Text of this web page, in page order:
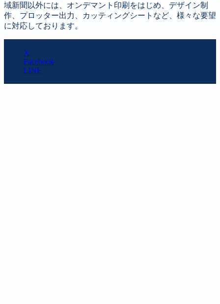
域新聞以外には、オンデマント印刷をはじめ、デザイン制
作、プロッター出力、カッティングシートなど、様々な要望
に対応しております。
X
Facebook
LINE